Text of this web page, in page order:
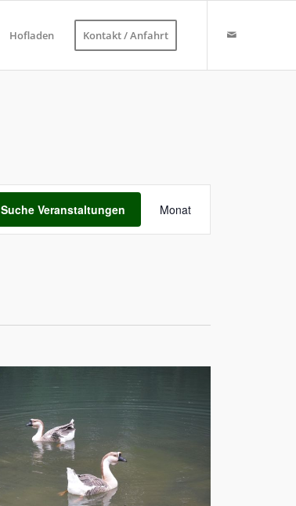
Hofladen Kontakt / Anfahrt
Suche Veranstaltungen
Ansichten-
Monat